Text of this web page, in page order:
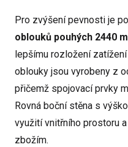
Pro zvýšení pevnosti je
oblouků pouhých 2440
lepšímu rozložení
oblouky jsou vyrobeny z
přičemž spojovací prvky
Rovná boční stěna s
využití vnitřního prostoru
zbožím.